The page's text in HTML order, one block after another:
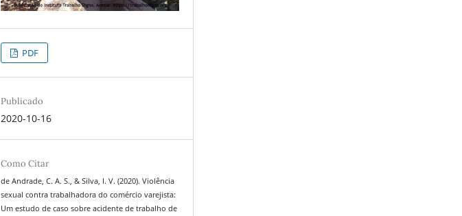
PDF
Publicado
2020-10-16
Como Citar
de Andrade, C. A. S., & Silva, I. V. (2020). Violência
sexual contra trabalhadora do comércio varejista:
Um estudo de caso sobre acidente de trabalho de